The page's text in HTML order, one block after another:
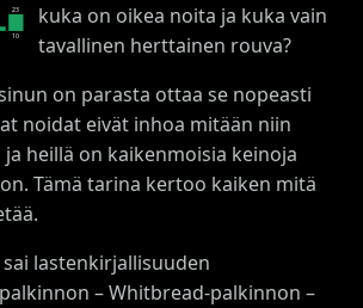
23
10
kuka on oikea noita ja kuka vain
tavallinen herttainen rouva?
on parasta ottaa se nopeasti
noidat eivät inhoa mitään niin
heillä on kaikenmoisia keinoja
Tämä tarina kertoo kaiken mitä
sai lastenkirjallisuuden
– Whitbread-palkinnon –